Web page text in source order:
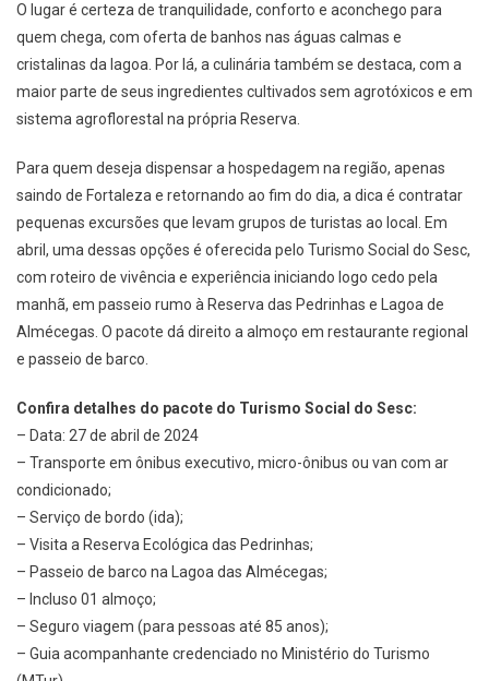
O lugar é certeza de tranquilidade, conforto e aconchego para
quem chega, com oferta de banhos nas águas calmas e
cristalinas da lagoa. Por lá, a culinária também se destaca, com a
maior parte de seus ingredientes cultivados sem agrotóxicos e em
sistema agroflorestal na própria Reserva.
Para quem deseja dispensar a hospedagem na região, apenas
saindo de Fortaleza e retornando ao fim do dia, a dica é contratar
pequenas excursões que levam grupos de turistas ao local. Em
abril, uma dessas opções é oferecida pelo Turismo Social do Sesc,
com roteiro de vivência e experiência iniciando logo cedo pela
manhã, em passeio rumo à Reserva das Pedrinhas e Lagoa de
Almécegas. O pacote dá direito a almoço em restaurante regional
e passeio de barco.
Confira detalhes do pacote do Turismo Social do Sesc:
– Data: 27 de abril de 2024
– Transporte em ônibus executivo, micro-ônibus ou van com ar
condicionado;
– Serviço de bordo (ida);
– Visita a Reserva Ecológica das Pedrinhas;
– Passeio de barco na Lagoa das Almécegas;
– Incluso 01 almoço;
– Seguro viagem (para pessoas até 85 anos);
– Guia acompanhante credenciado no Ministério do Turismo